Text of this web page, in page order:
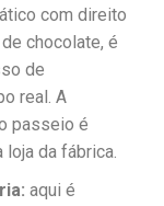
com direito
chocolate, é
de
real. A
passeio é
da fábrica.
aqui é